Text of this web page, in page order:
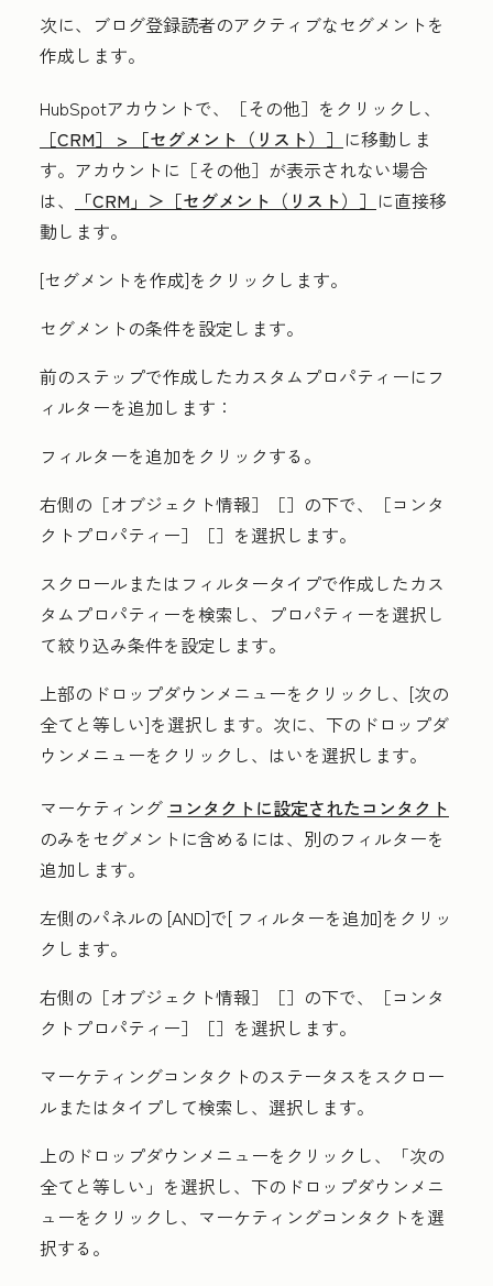
次に、ブログ登録読者のアクティブなセグメントを
作成します。
HubSpotアカウントで、
［その他］をクリックし、
［CRM］ >
［セグメント（リスト）］ に移動しま
す。アカウントに ［その他］が表示されない場合
は、
「CRM」＞ ［セグメント（リスト）］ に直接移
動します。
[セグメントを作成]をクリックします。
セグメントの条件を設定します。
前のステップで作成したカスタムプロパティーにフ
ィルターを追加します：
フィルターを追加をクリックする。
右側の［オブジェクト情報］［］の下で、［コンタ
クトプロパティー］［］を選択します。
スクロールまたはフィルタータイプで作成したカス
タムプロパティーを検索し、 プロパティーを選択し
て絞り込み条件を設定します。
上部のドロップダウンメニューをクリックし、[次の
全てと等しい]を選択します。次に、 下のドロップダ
ウンメニューをクリックし、 はいを選択します。
マーケティング コンタクトに設定されたコンタクト
のみをセグメントに含めるには、別のフィルターを
追加します。
左側のパネルの [AND]で[ フィルターを追加]をクリッ
クします。
右側の［オブジェクト情報］［］の下で、［コンタ
クトプロパティー］［］を選択します。
マーケティングコンタクトのステータスをスクロー
ルまたはタイプして検索し、選択します。
上のドロップダウンメニューをクリックし、
「次の
全てと等しい」 を選択し、 下のドロップダウンメニ
ューをクリックし、 マーケティングコンタクトを選
択する。